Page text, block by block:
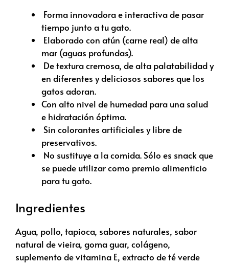
Forma innovadora e interactiva de pasar
tiempo junto a tu gato.
Elaborado con atún (carne real) de alta
mar (aguas profundas).
De textura cremosa, de alta palatabilidad y
en diferentes y deliciosos sabores que los
gatos adoran.
Con alto nivel de humedad para una salud
e hidratación óptima.
Sin colorantes artificiales y libre de
preservativos.
No sustituye a la comida. Sólo es snack que
se puede utilizar como premio alimenticio
para tu gato.
Ingredientes
Agua, pollo, tapioca, sabores naturales, sabor
natural de vieira, goma guar, colágeno,
suplemento de vitamina E, extracto de té verde